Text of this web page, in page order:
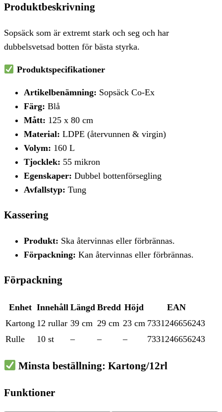
Produktbeskrivning
Sopsäck som är extremt stark och seg och har
dubbelsvetsad botten för bästa styrka.
Produktspecifikationer
Artikelbenämning: Sopsäck Co-Ex
Färg: Blå
Mått: 125 x 80 cm
Material: LDPE (återvunnen & virgin)
Volym: 160 L
Tjocklek: 55 mikron
Egenskaper: Dubbel bottenförsegling
Avfallstyp: Tung
Kassering
Produkt: Ska återvinnas eller förbrännas.
Förpackning: Kan återvinnas eller förbrännas.
Förpackning
Enhet Innehåll Längd Bredd Höjd
EAN
Kartong 12 rullar 39 cm 29 cm 23 cm 7331246656243
Rulle
10 st – – – 7331246656243
Minsta beställning: Kartong/12rl
Funktioner